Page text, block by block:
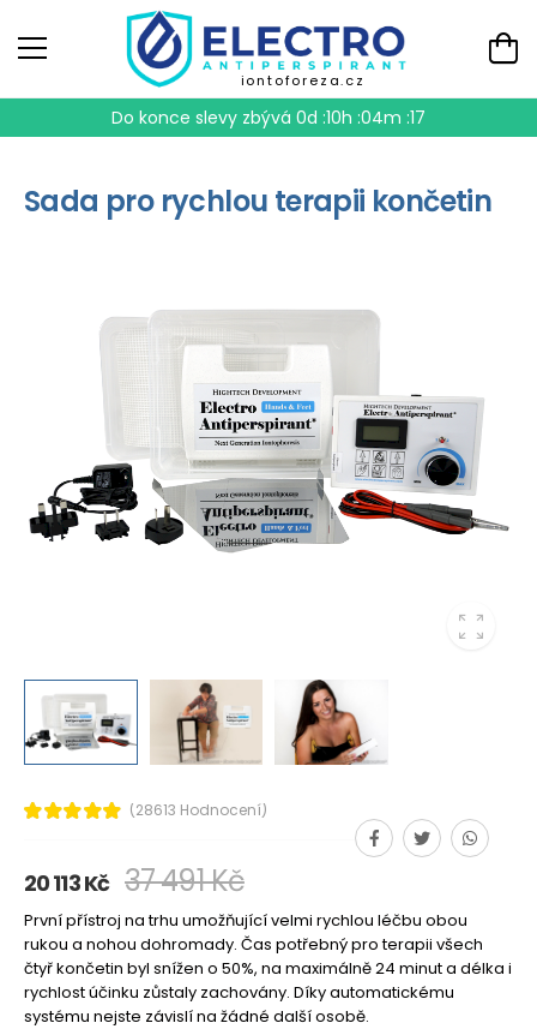
iontoforeza.cz
Do konce slevy zbývá 0d :10h :04m :17
Sada pro rychlou terapii končetin
(28613 Hodnocení)
20 113 Kč 37 491 Kč
První přístroj na trhu umožňující velmi rychlou léčbu obou
rukou a nohou dohromady. Čas potřebný pro terapii všech
čtyř končetin byl snížen o 50%, na maximálně 24 minut a délka i
rychlost účinku zůstaly zachovány. Díky automatickému
systému nejste závislí na žádné další osobě.